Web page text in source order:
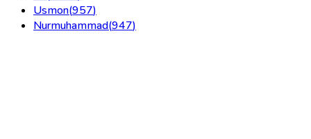
Usmon(957)
Nurmuhammad(947)